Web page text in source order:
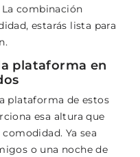
combinación
estarás lista para
plataforma en
plataforma de estos
esa altura que
Ya sea
o una noche de